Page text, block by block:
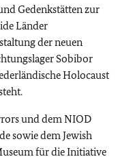
Gedenkstätten zur
Länder
der neuen
Sobibor
Holocaust
und dem NIOD
sowie dem Jewish
für die Initiative